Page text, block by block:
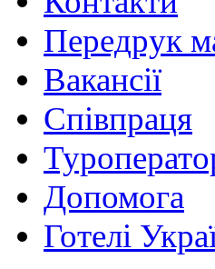
Передрук
Вакансії
Співпраця
Допомога
Готелі